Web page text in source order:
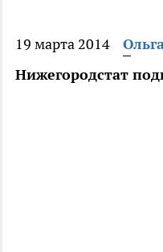
19 марта 2014
Нижегородстат